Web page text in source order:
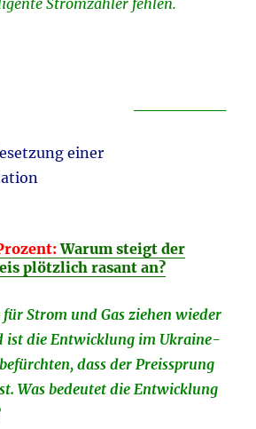
Stromzähler fehlen.
einer
Warum steigt der
plötzlich rasant an?
für Strom und Gas ziehen wieder
ist die Entwicklung im Ukraine-
dass der Preissprung
Was bedeutet die Entwicklung